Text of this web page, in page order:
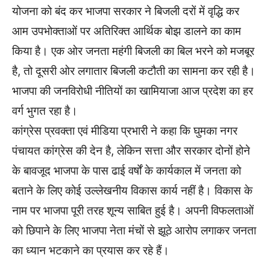
योजना को बंद कर भाजपा सरकार ने बिजली दरों में वृद्धि कर
आम उपभोक्ताओं पर अतिरिक्त आर्थिक बोझ डालने का काम
किया है। एक ओर जनता महंगी बिजली का बिल भरने को मजबूर
है, तो दूसरी ओर लगातार बिजली कटौती का सामना कर रही है।
भाजपा की जनविरोधी नीतियों का खामियाजा आज प्रदेश का हर
वर्ग भुगत रहा है।
कांग्रेस प्रवक्ता एवं मीडिया प्रभारी ने कहा कि घुमका नगर
पंचायत कांग्रेस की देन है, लेकिन सत्ता और सरकार दोनों होने
के बावजूद भाजपा के पास ढाई वर्षों के कार्यकाल में जनता को
बताने के लिए कोई उल्लेखनीय विकास कार्य नहीं है। विकास के
नाम पर भाजपा पूरी तरह शून्य साबित हुई है। अपनी विफलताओं
को छिपाने के लिए भाजपा नेता मंचों से झूठे आरोप लगाकर जनता
का ध्यान भटकाने का प्रयास कर रहे हैं।